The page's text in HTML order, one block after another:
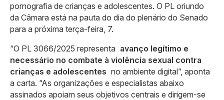
pornografia de crianças e adolescentes. O PL oriundo
da Câmara está na pauta do dia do plenário do Senado
para a próxima terça-feira, 7.
“O PL 3066/2025 representa avanço legítimo e
necessário no combate à violência sexual contra
crianças e adolescentes no ambiente digital”, aponta
a carta. “As organizações e especialistas abaixo
assinados apoiam seus objetivos centrais e dirigem-se